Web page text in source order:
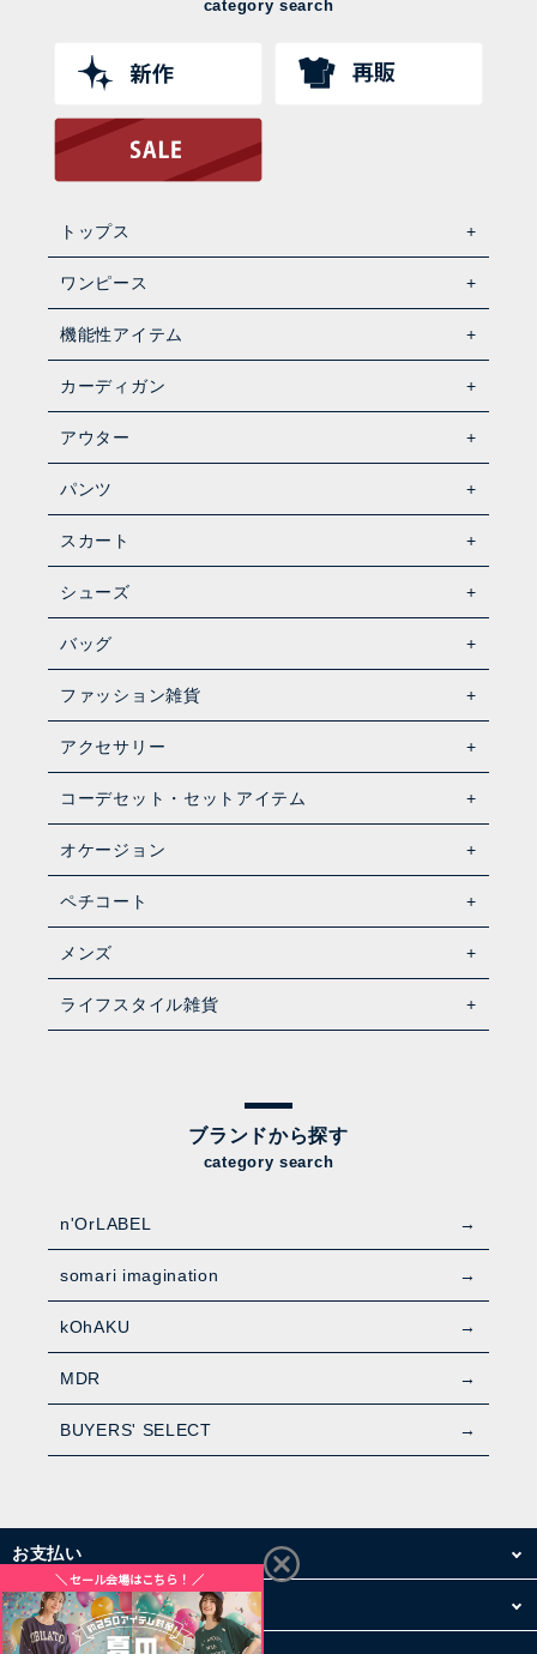
category search
トップス
ワンピース
機能性アイテム
カーディガン
アウター
パンツ
スカート
シューズ
バッグ
ファッション雑貨
アクセサリー
コーデセット・セットアイテム
オケージョン
ペチコート
メンズ
ライフスタイル雑貨
ブランドから探す
category search
n'OrLABEL
somari imagination
kOhAKU
MDR
BUYERS' SELECT
お支払い
配送・送料